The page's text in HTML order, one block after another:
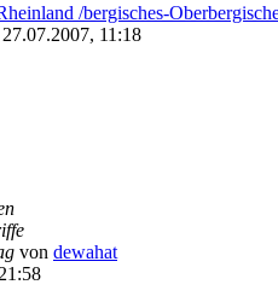
/bergisches-
27.07.2007, 11:18
von dewahat